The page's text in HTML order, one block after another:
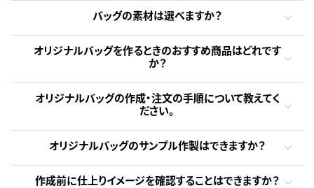
バッグの素材は選べますか？
オリジナルバッグを作るときのおすすめ商品はどれです
か？
オリジナルバッグの作成・注文の手順について教えてく
ださい。
オリジナルバッグのサンプル作製はできますか？
作成前に仕上りイメージを確認することはできますか？